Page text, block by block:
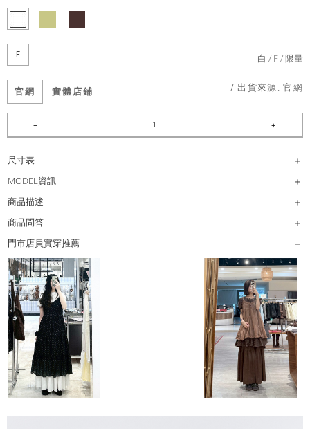
F 白 F 限量
官網 實體店鋪 / 出貨來源:官網
尺寸表
MODEL資訊
商品描述
商品問答
門市店員實穿推薦